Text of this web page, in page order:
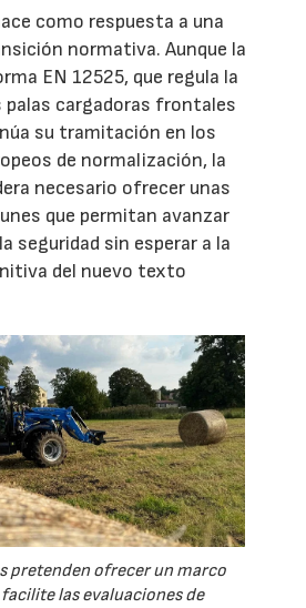
como respuesta a una
normativa. Aunque la
EN 12525, que regula la
palas cargadoras frontales
su tramitación en los
de normalización, la
necesario ofrecer unas
que permitan avanzar
seguridad sin esperar a la
del nuevo texto
pretenden ofrecer un marco
las evaluaciones de